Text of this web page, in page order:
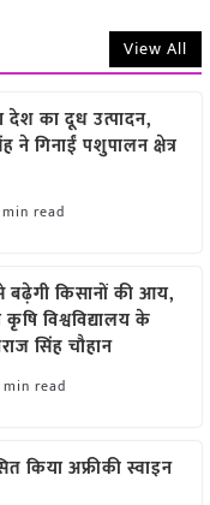
View All
देश का दूध उत्पादन,
ने गिनाईं पशुपालन क्षेत्र
read
बढ़ेगी किसानों की आय,
कृषि विश्वविद्यालय के
सिंह चौहान
read
किया अफ्रीकी स्वाइन